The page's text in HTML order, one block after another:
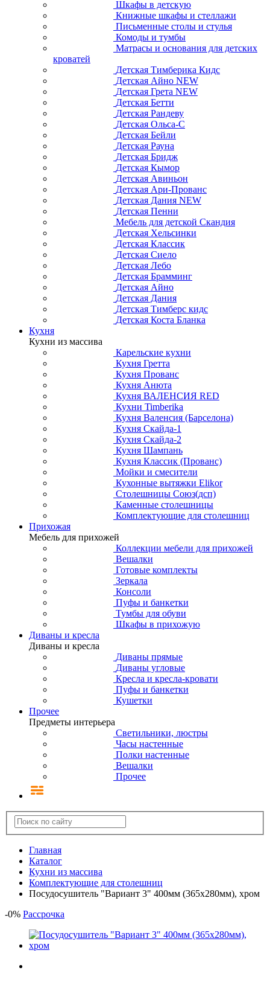
Шкафы в детскую
Книжные шкафы и стеллажи
Письменные столы и стулья
Комоды и тумбы
Матрасы и основания для детских
кроватей
Детская Тимберика Кидс
Детская Айно NEW
Детская Грета NEW
Детская Бетти
Детская Рандеву
Детская Ольса-С
Детская Бейли
Детская Рауна
Детская Бридж
Детская Кымор
Детская Авиньон
Детская Ари-Прованс
Детская Дания NEW
Детская Пенни
Мебель для детской Скандия
Детская Хельсинки
Детская Классик
Детская Сиело
Детская Лебо
Детская Брамминг
Детская Айно
Детская Дания
Детская Тимберс кидс
Детская Коста Бланка
Кухня
Кухни из массива
Карельские кухни
Кухня Гретта
Кухня Прованс
Кухня Анюта
Кухня ВАЛЕНСИЯ RED
Кухни Timberika
Кухня Валенсия (Барселона)
Кухня Скайда-1
Кухня Скайда-2
Кухня Шампань
Кухня Классик (Прованс)
Мойки и смесители
Кухонные вытяжки Elikor
Столешницы Союз(дсп)
Каменные столешницы
Комплектующие для столешниц
Прихожая
Мебель для прихожей
Коллекции мебели для прихожей
Вешалки
Готовые комплекты
Зеркала
Консоли
Пуфы и банкетки
Тумбы для обуви
Шкафы в прихожую
Диваны и кресла
Диваны и кресла
Диваны прямые
Диваны угловые
Кресла и кресла-кровати
Пуфы и банкетки
Кушетки
Прочее
Предметы интерьера
Светильники, люстры
Часы настенные
Полки настенные
Вешалки
Прочее
Главная
Каталог
Кухни из массива
Комплектующие для столешниц
Посудосушитель "Вариант 3" 400мм (365х280мм), хром
-0% Рассрочка